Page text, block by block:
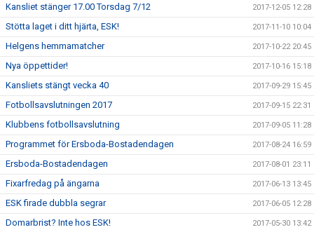
Kansliet stänger 17.00 Torsdag 7/12 2017-12-05 12:28
Stötta laget i ditt hjärta, ESK! 2017-11-10 10:04
Helgens hemmamatcher 2017-10-22 20:45
Nya öppettider! 2017-10-16 15:18
Kansliets stängt vecka 40 2017-09-29 15:45
Fotbollsavslutningen 2017 2017-09-15 22:31
Klubbens fotbollsavslutning 2017-09-05 11:28
Programmet för Ersboda-Bostadendagen 2017-08-24 16:59
Ersboda-Bostadendagen 2017-08-01 23:11
Fixarfredag på ängarna 2017-06-13 13:45
ESK firade dubbla segrar 2017-06-05 12:28
Domarbrist? Inte hos ESK! 2017-05-30 13:42